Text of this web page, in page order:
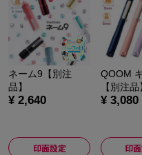
ネーム9【別注
品】
¥ 2,640
印面設定
QOOM
【別注品
¥ 3,080
印